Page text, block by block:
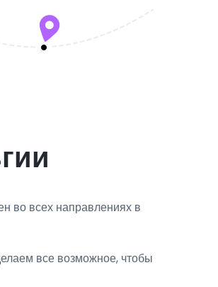
во всех направлениях в
все возможное, чтобы